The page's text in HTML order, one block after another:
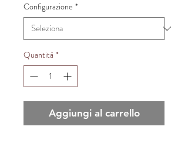
Configurazione *
Quantità *
Aggiungi al carrello